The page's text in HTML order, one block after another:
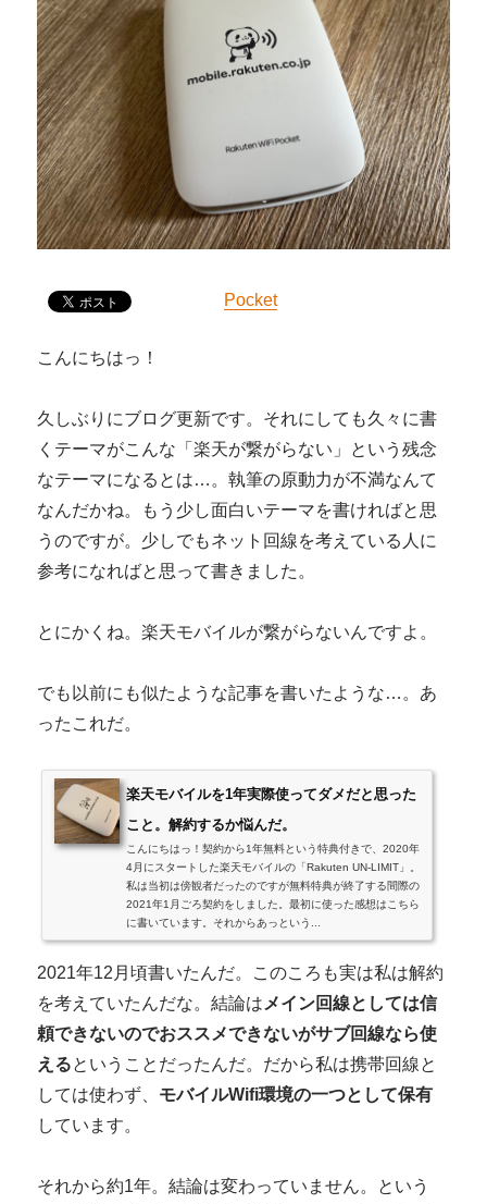
Pocket
こんにちはっ！
久しぶりにブログ更新です。それにしても久々に書
くテーマがこんな「楽天が繋がらない」という残念
なテーマになるとは…。執筆の原動力が不満なんて
なんだかね。もう少し面白いテーマを書ければと思
うのですが。少しでもネット回線を考えている人に
参考になればと思って書きました。
とにかくね。楽天モバイルが繋がらないんですよ。
でも以前にも似たような記事を書いたような…。あ
ったこれだ。
楽天モバイルを1年実際使ってダメだと思った
こと。解約するか悩んだ。
こんにちはっ！契約から1年無料という特典付きで、2020年
4月にスタートした楽天モバイルの「Rakuten UN-LIMIT」。
私は当初は傍観者だったのですが無料特典が終了する間際の
2021年1月ごろ契約をしました。最初に使った感想はこちら
に書いています。それからあっという...
2021年12月頃書いたんだ。このころも実は私は解約
を考えていたんだな。結論は メイン回線としては信
頼できないのでおススメできないがサブ回線なら使
えるということだったんだ。だから私は携帯回線と
しては使わず、 モバイルWifi環境の一つとして保有
しています。
それから約1年。結論は変わっていません。という